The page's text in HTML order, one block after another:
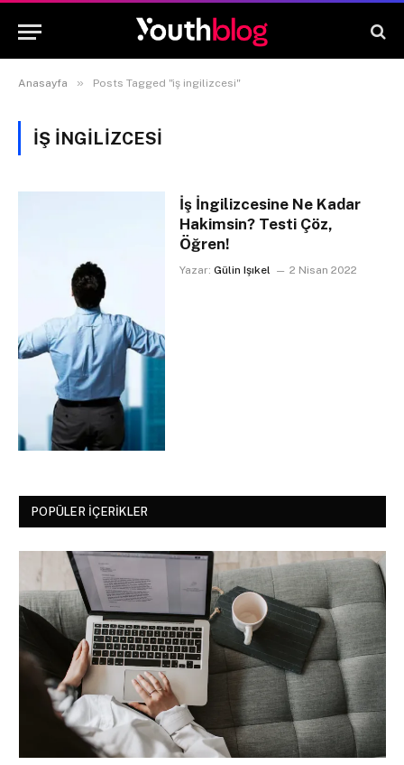
Anasayfa » Posts Tagged "iş ingilizcesi"
IŞ INGILIZCESI
İş İngilizcesine Ne Kadar
Hakimsin? Testi Çöz,
Öğren!
Yazar: Gülin Işıkel 2 Nisan 2022
POPÜLER İÇERIKLER